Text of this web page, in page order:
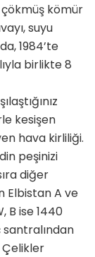
çökmüş kömür
suyu
1984’te
birlikte 8
kesişen
hava kirliliği.
peşinizi
diğer
Elbistan A ve
B ise 1440
santralından
Çelikler